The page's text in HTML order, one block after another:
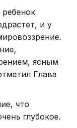
и у
ясным
Глава
что
глубокое.